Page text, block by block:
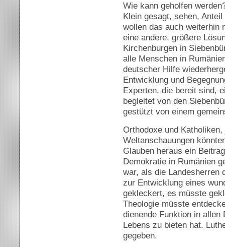
Wie kann geholfen
Klein gesagt, sehen,
wollen das auch weiterhin
eine andere, größere
Kirchenburgen in
alle Menschen in
deutscher Hilfe
Entwicklung und
Experten, die bereit sind,
begleitet von den
gestützt von einem
Orthodoxe und
Weltanschauungen
Glauben heraus ein
Demokratie in Rumänien
war, als die Landesherren
zur Entwicklung eines
gekleckert, es müsste
Theologie müsste
dienende Funktion in
Lebens zu bieten hat.
gegeben.